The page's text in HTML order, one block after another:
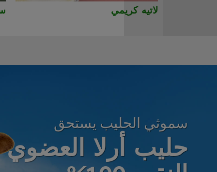
لاتيه كريمي
سموثي الحليب يستحق
حليب أرلا العضوي